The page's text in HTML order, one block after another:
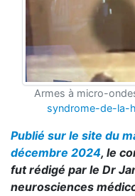
Armes à micro-
syndrome-de-la-
Publié sur le site du
décembre 2024, le
fut rédigé par le Dr
neurosciences